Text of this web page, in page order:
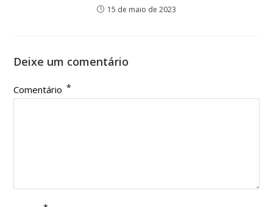
15 de maio de 2023
Deixe um comentário
Comentário *